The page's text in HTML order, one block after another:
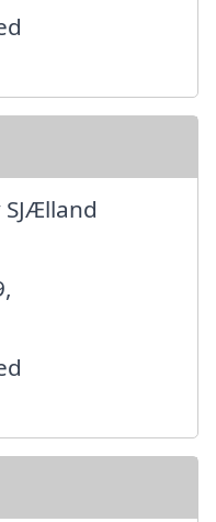
SJÆlland